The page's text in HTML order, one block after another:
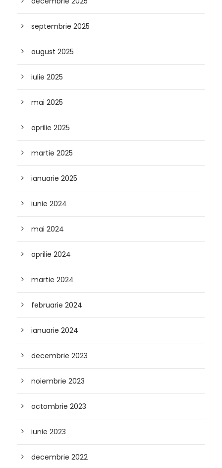
septembrie 2025
august 2025
iulie 2025
mai 2025
aprilie 2025
martie 2025
ianuarie 2025
iunie 2024
mai 2024
aprilie 2024
martie 2024
februarie 2024
ianuarie 2024
decembrie 2023
noiembrie 2023
octombrie 2023
iunie 2023
decembrie 2022